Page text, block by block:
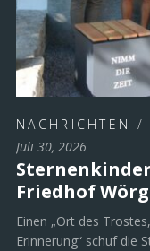
NACHRICHTEN /
Juli 30, 2026
Friedhof
Einen „Ort des
Erinnerung“ schuf die